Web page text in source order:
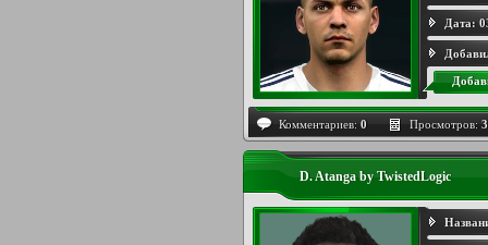
Дата:
Комментариев: 0 Просмотров:
D. Atanga by TwistedLogic